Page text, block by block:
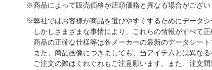
※商品によって販売価格が店頭価格と異なる場合がござい
※弊社ではお客様が商品を選びやすくするためにデータ
しかしさまざまな事情により、これらの情報がすべて
商品の正確な仕様等は各メーカーの最新のデータシー
また、商品画像につきましても、当アイテムとは異な
ご注文の際はくれぐれもご注意願います。また、注文